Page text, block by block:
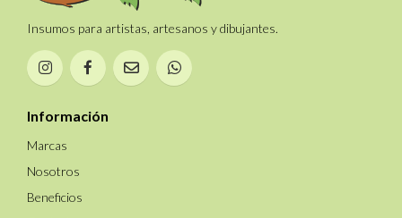
Insumos para artistas, artesanos y dibujantes.
Información
Marcas
Nosotros
Beneficios